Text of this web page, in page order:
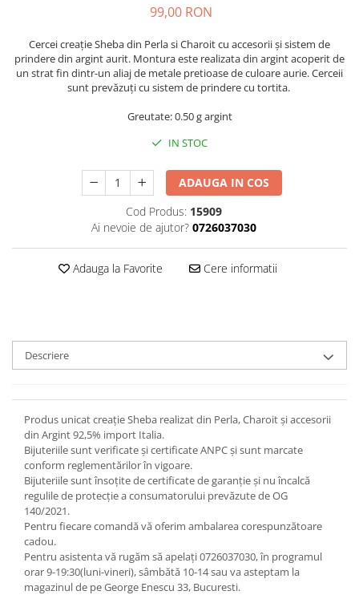
99,00 RON
Cercei creație Sheba din Perla si Charoit cu accesorii și sistem de
prindere din argint aurit. Montura este realizata din argint acoperit de
un strat fin dintr-un aliaj de metale pretioase de culoare aurie. Cerceii
sunt prevăzuți cu sistem de prindere cu tortita.
Greutate: 0.50 g argint
IN STOC
ADAUGA IN COS
Cod Produs: 15909
Ai nevoie de ajutor? 0726037030
Adauga la Favorite Cere informatii
Descriere
Produs unicat creație Sheba realizat din Perla, Charoit și accesorii
din Argint 92,5% import Italia.
Bijuteriile sunt verificate şi certificate ANPC și sunt marcate
conform reglementărilor în vigoare.
Bijuteriile sunt însoţite de certificate de garanţie și nu încalcă
regulile de protecție a consumatorului prevăzute de OG
140/2021.
Pentru fiecare comandă vă oferim ambalarea corespunzătoare
cadou.
Pentru asistenta vă rugăm să apelați 0726037030, în programul
orar 9-19:30(luni-vineri), sâmbătă 10-14 sau va asteptam la
magazinul de pe George Enescu 33, Bucuresti.